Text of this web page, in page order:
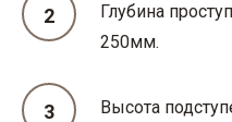
Глубина
250мм.
Высота